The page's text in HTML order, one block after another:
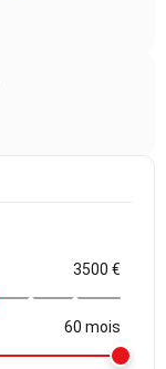
3500 €
60 mois